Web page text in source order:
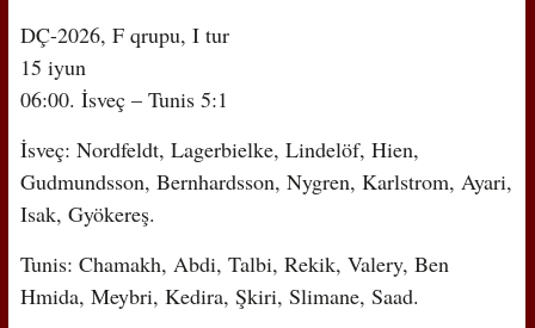
DÇ-2026, F qrupu, I tur
15 iyun
06:00. İsveç – Tunis 5:1
İsveç: Nordfeldt, Lagerbielke, Lindelöf, Hien,
Gudmundsson, Bernhardsson, Nygren, Karlstrom, Ayari,
Isak, Gyökereş.
Tunis: Chamakh, Abdi, Talbi, Rekik, Valery, Ben
Hmida, Meybri, Kedira, Şkiri, Slimane, Saad.